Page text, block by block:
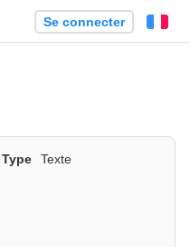
Se connecter
Type
Texte